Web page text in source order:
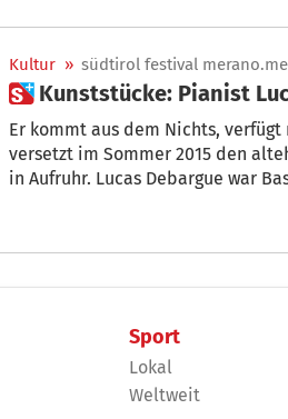
Sonnenauf- und Untergängen.
Kultur » südtirol festival
 Kunststücke: Pianist
Er kommt aus dem Nichts,
versetzt im Sommer 2015 den
in Aufruhr. Lucas Debargue war
Sport
Lokal
Weltweit